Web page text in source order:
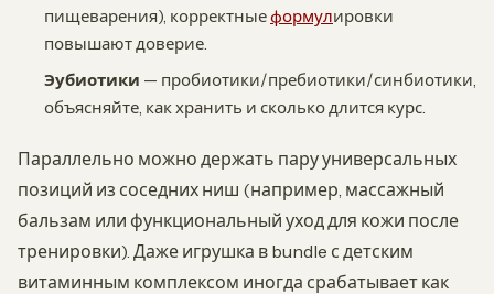
пищеварения), корректныеформулировки
повышают доверие.
Эубиотики — пробиотики/пребиотики/синбиотики,
объясняйте, как хранить и сколько длится курс.
Параллельно можно держать пару универсальных
позиций из соседних ниш (например, массажный
бальзам или функциональный уход для кожи после
тренировки). Даже игрушка в bundle с детским
витаминным комплексом иногда срабатывает как